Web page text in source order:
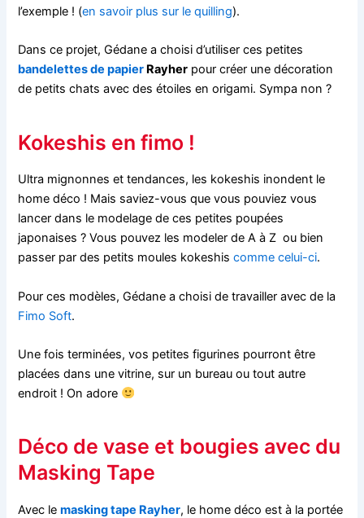
l’exemple ! (en savoir plus sur le quilling).
Dans ce projet, Gédane a choisi d’utiliser ces petites
bandelettes de papier Rayher pour créer une décoration
de petits chats avec des étoiles en origami. Sympa non ?
Kokeshis en fimo !
Ultra mignonnes et tendances, les kokeshis inondent le
home déco ! Mais saviez-vous que vous pouviez vous
lancer dans le modelage de ces petites poupées
japonaises ? Vous pouvez les modeler de A à Z ou bien
passer par des petits moules kokeshiscomme celui-ci.
Pour ces modèles, Gédane a choisi de travailler avec de la
Fimo Soft.
Une fois terminées, vos petites figurines pourront être
placées dans une vitrine, sur un bureau ou tout autre
endroit ! On adore
Déco de vase et bougies avec du
Masking Tape
Avec lemasking tape Rayher, le home déco est à la portée